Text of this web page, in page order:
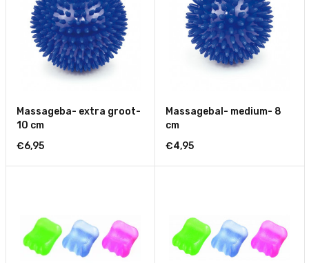
Massageba- extra groot-
10 cm
€6,95
Massagebal- medium- 8
cm
€4,95